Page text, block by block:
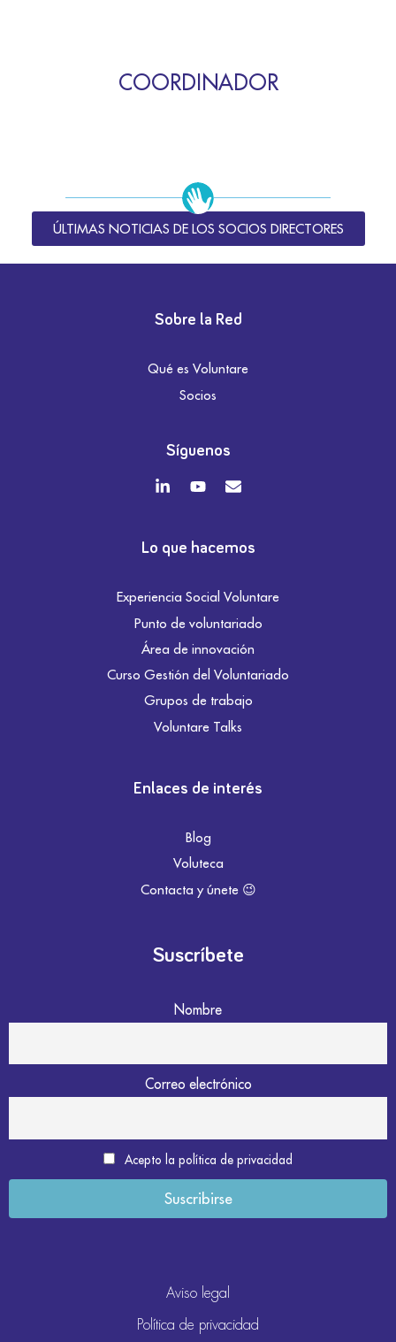
COORDINADOR
ÚLTIMAS NOTICIAS DE LOS SOCIOS DIRECTORES
Sobre la Red
Qué es Voluntare
Socios
Síguenos
Lo que hacemos
Experiencia Social Voluntare
Punto de voluntariado
Área de innovación
Curso Gestión del Voluntariado
Grupos de trabajo
Voluntare Talks
Enlaces de interés
Blog
Voluteca
Contacta y únete 😉
Suscríbete
Nombre
Correo electrónico
Acepto la política de privacidad
Aviso legal
Política de privacidad